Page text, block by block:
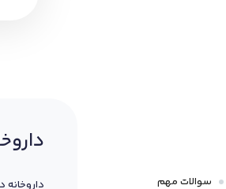
سوالات مهم